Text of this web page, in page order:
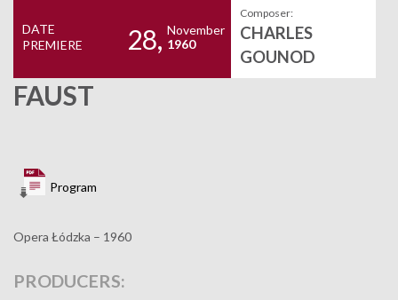
DATE
PREMIERE
28, November
1960
Composer:
CHARLES
GOUNOD
FAUST
Program
Opera Łódzka – 1960
PRODUCERS: